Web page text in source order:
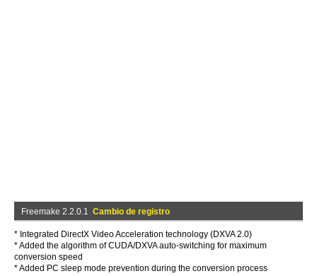
Freemake 2.2.0.1 Cambio de registro
* Integrated DirectX Video Acceleration technology (DXVA 2.0)
* Added the algorithm of CUDA/DXVA auto-switching for maximum
conversion speed
* Added PC sleep mode prevention during the conversion process